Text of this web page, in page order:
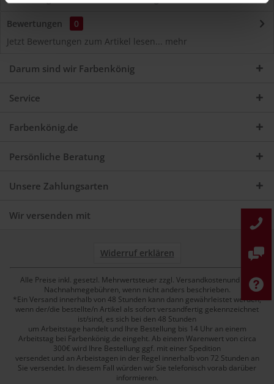
Bewertungen
0
Jetzt Bewertungen zum Artikel lesen... mehr
Darum sind wir Farbenkönig
Service
Farbenkönig.de
Persönliche Beratung
Unsere Zahlungsarten
Wir versenden mit
Widerruf erklären
Alle Preise inkl. gesetzl. Mehrwertsteuer zzgl. Versandkostenund ggf.
Nachnahmegebühren, wenn nicht anders beschrieben.
*Ein Versand innerhalb von 48 Stunden kann dann gewährleistet werden,
wenn der/die bestellte/n Artikel als sofort versandfertig gekennzeichnet
ist/sind, es sich bei den 48 Stunden
um Arbeitstage handelt und Ihre Bestellung bis 14 Uhr an einem
Arbeitstag bei Farbenkönig.de eingeht. Ab einem Warenwert von circa
300€ wird Ihre Bestellung ggf. mit einer Spedition
versendet und an Arbeistagen in der Regel innerhalb von 72 Stunden an
Sie versendet. In diesem Fall würden wir Sie telefonisch vorab darüber
informieren.